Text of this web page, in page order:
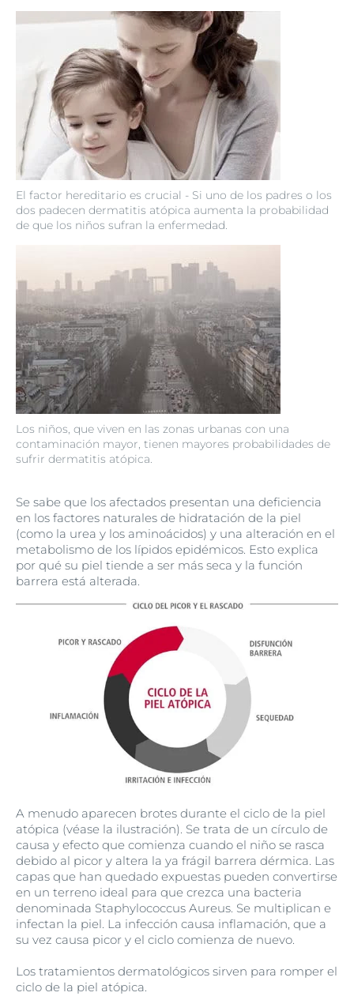
El factor hereditario es crucial - Si uno de los padres o los
dos padecen dermatitis atópica aumenta la probabilidad
de que los niños sufran la enfermedad.
Los niños, que viven en las zonas urbanas con una
contaminación mayor, tienen mayores probabilidades de
sufrir dermatitis atópica.
Se sabe que los afectados presentan una deficiencia
en los factores naturales de hidratación de la piel
(como la urea y los aminoácidos) y una alteración en el
metabolismo de los lípidos epidémicos. Esto explica
por qué su piel tiende a ser más seca y la función
barrera está alterada.
A menudo aparecen brotes durante el ciclo de la piel
atópica (véase la ilustración). Se trata de un círculo de
causa y efecto que comienza cuando el niño se rasca
debido al picor y altera la ya frágil barrera dérmica. Las
capas que han quedado expuestas pueden convertirse
en un terreno ideal para que crezca una bacteria
denominada Staphylococcus Aureus. Se multiplican e
infectan la piel. La infección causa inflamación, que a
su vez causa picor y el ciclo comienza de nuevo.
Los tratamientos dermatológicos sirven para romper el
ciclo de la piel atópica.